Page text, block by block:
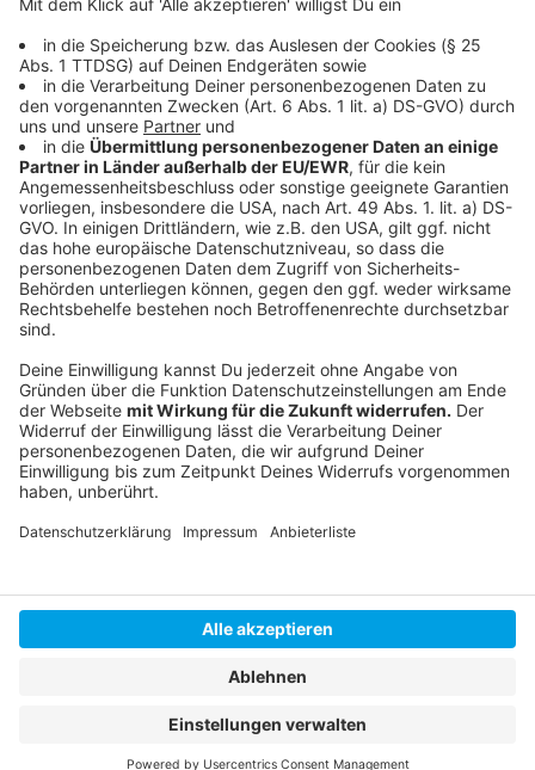
solcher Unfälle
Anzeige
Folge uns für mehr News & Updates:
Anzeige
Livestream |Instagram|Facebook|WhatsApp-Kanal
Anzeige